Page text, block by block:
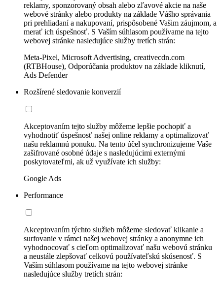
reklamy, sponzorovaný obsah alebo zľavové akcie na naše
webové stránky alebo produkty na základe Vášho správania
pri prehliadaní a nakupovaní, prispôsobené Vašim záujmom, a
merať ich úspešnosť. S Vaším súhlasom používame na tejto
webovej stránke nasledujúce služby tretích strán:
Meta-Pixel, Microsoft Advertising, creativecdn.com
(RTBHouse), Odporúčania produktov na základe kliknutí,
Ads Defender
Rozšírené sledovanie konverzií
Akceptovaním tejto služby môžeme lepšie pochopiť a
vyhodnotiť úspešnosť našej online reklamy a optimalizovať
našu reklamnú ponuku. Na tento účel synchronizujeme Vaše
zašifrované osobné údaje s nasledujúcimi externými
poskytovateľmi, ak už využívate ich služby:
Google Ads
Performance
Akceptovaním týchto služieb môžeme sledovať klikanie a
surfovanie v rámci našej webovej stránky a anonymne ich
vyhodnocovať s cieľom optimalizovať našu webovú stránku
a neustále zlepšovať celkovú používateľskú skúsenosť. S
Vaším súhlasom používame na tejto webovej stránke
nasledujúce služby tretích strán: